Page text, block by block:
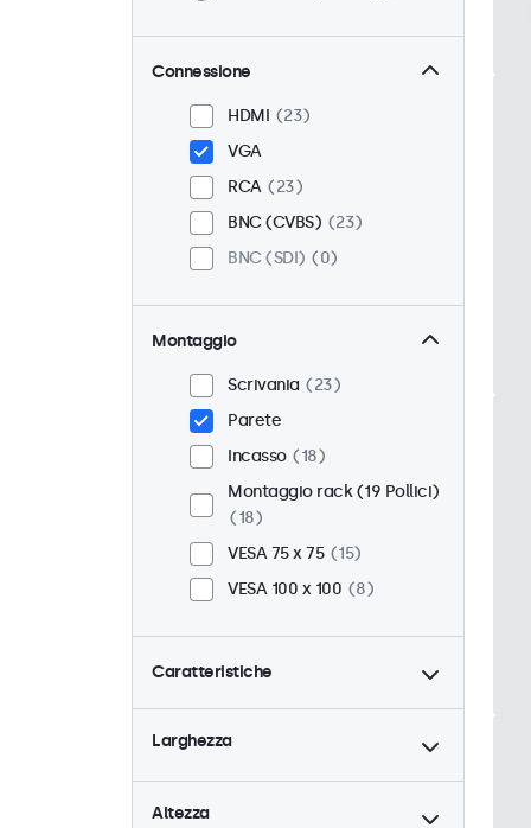
Connessione
HDMI
23
VGA
RCA
23
BNC (CVBS)
23
BNC (SDI)
0
Montaggio
Scrivania
23
Parete
Incasso
18
Montaggio rack (19 Pollici)
18
VESA 75 x 75
15
VESA 100 x 100
8
Caratteristiche
4:3 / 5:4
6
9-36 Volt
Dimmerabile
23
Lettore multimediale USB
Larghezza
Altezza